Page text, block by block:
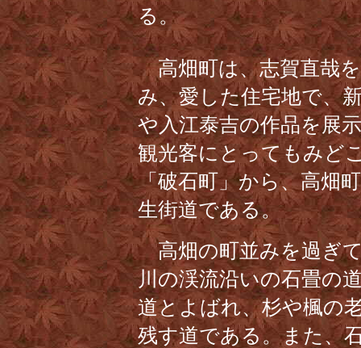
る。
高畑町は、志賀直哉を
み、愛した住宅地で、
や入江泰吉の作品を展
観光客にとってもみど
「破石町」から、高畑
生街道である。
高畑の町並みを過ぎて
川の渓流沿いの石畳の
道とよばれ、杉や楓の
残す道である。また、